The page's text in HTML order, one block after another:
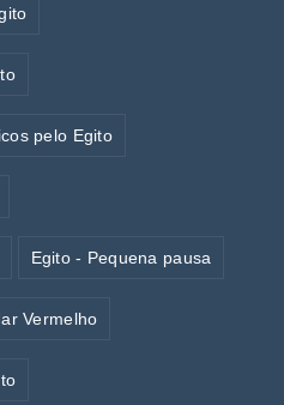
pelo Egito
Egito - Pequena pausa
Vermelho